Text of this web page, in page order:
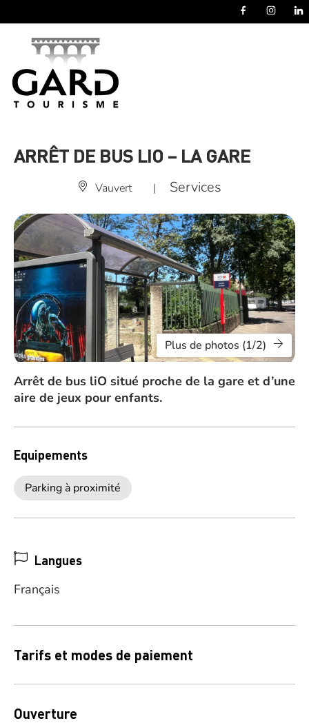
ARRÊT DE BUS LIO – LA GARE
Vauvert | Services
Plus de photos (1/2)
Arrêt de bus liO situé proche de la gare et d’une
aire de jeux pour enfants.
Equipements
Parking à proximité
Langues
Français
Tarifs et modes de paiement
Ouverture